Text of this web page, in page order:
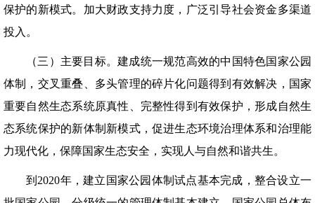
保护的新模式。加大财政支持力度，广泛引导社会资金多渠道
投入。
（三）主要目标。建成统一规范高效的中国特色国家公园
体制，交叉重叠、多头管理的碎片化问题得到有效解决，国家
重要自然生态系统原真性、完整性得到有效保护，形成自然生
态系统保护的新体制新模式，促进生态环境治理体系和治理能
力现代化，保障国家生态安全，实现人与自然和谐共生。
到2020年，建立国家公园体制试点基本完成，整合设立一